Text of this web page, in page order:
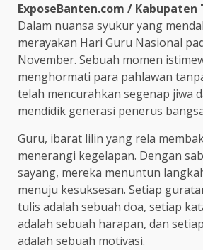
ExposeBanten.com / Kabupaten
Dalam nuansa syukur yang
merayakan Hari Guru Nasional
November. Sebuah momen
menghormati para pahlawan
telah mencurahkan segenap jiwa
mendidik generasi penerus
Guru, ibarat lilin yang rela
menerangi kegelapan. Dengan
sayang, mereka menuntun
menuju kesuksesan. Setiap
tulis adalah sebuah doa, setiap
adalah sebuah harapan, dan
adalah sebuah motivasi.